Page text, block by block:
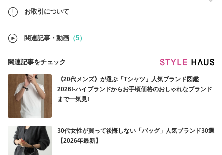
ご注文の商品は、営業日基準で約7日ほどでお届けいたします。
- 関税・消費税について
FETCHINGを通じて、世界のデザイナーズブランドをお得に快適にお
お取引について
関連記事・動画 （5）
関連記事をチェック
《20代メンズ》が選ぶ「Tシャツ」人気ブランド図鑑
2026!-ハイブランドからお手頃価格のおしゃれなブランド
まで一気見!
30代女性が買って後悔しない「バッグ」人気ブランド30選
【2026年最新】